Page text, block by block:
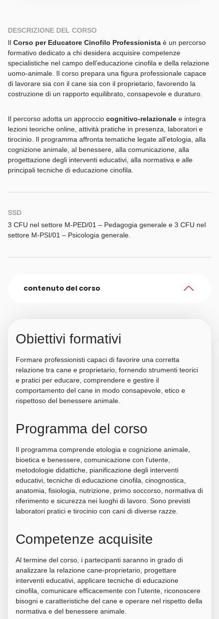
DESCRIZIONE DEL CORSO
Il Corso per Educatore Cinofilo Professionista è un percorso
formativo dedicato a chi desidera acquisire competenze
specialistiche nel campo dell’educazione cinofila e della relazione
uomo-animale. Il corso prepara una figura professionale capace
di lavorare sia con il cane sia con il proprietario, favorendo la
costruzione di un rapporto equilibrato, consapevole e duraturo.
Il percorso adotta un approccio cognitivo-relazionale e integra
lezioni teoriche online, attività pratiche in presenza, laboratori e
tirocinio. Il programma affronta tematiche legate all’etologia, alla
cognizione animale, al benessere, alla comunicazione, alla
progettazione degli interventi educativi, alla normativa e alle
principali tecniche di educazione cinofila.
SSD
3 CFU nel settore M-PED/01 – Pedagogia generale e 3 CFU nel
settore M-PSI/01 – Psicologia generale.
contenuto del corso
Obiettivi formativi
Formare professionisti capaci di favorire una corretta
relazione tra cane e proprietario, fornendo strumenti teorici
e pratici per educare, comprendere e gestire il
comportamento del cane in modo consapevole, etico e
rispettoso del benessere animale.
Programma del corso
Il programma comprende etologia e cognizione animale,
bioetica e benessere, comunicazione con l’utente,
metodologie didattiche, pianificazione degli interventi
educativi, tecniche di educazione cinofila, cinognostica,
anatomia, fisiologia, nutrizione, primo soccorso, normativa di
riferimento e sicurezza nei luoghi di lavoro. Sono previsti
laboratori pratici e tirocinio con cani di diverse razze.
Competenze acquisite
Al termine del corso, i partecipanti saranno in grado di
analizzare la relazione cane-proprietario, progettare
interventi educativi, applicare tecniche di educazione
cinofila, comunicare efficacemente con l’utente, riconoscere
bisogni e caratteristiche del cane e operare nel rispetto della
normativa e del benessere animale.